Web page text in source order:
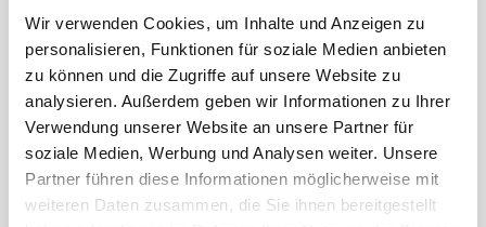
Wir verwenden Cookies, um Inhalte und Anzeigen zu
personalisieren, Funktionen für soziale Medien anbieten
zu können und die Zugriffe auf unsere Website zu
analysieren. Außerdem geben wir Informationen zu Ihrer
Verwendung unserer Website an unsere Partner für
soziale Medien, Werbung und Analysen weiter. Unsere
Partner führen diese Informationen möglicherweise mit
weiteren Daten zusammen, die Sie ihnen bereitgestellt